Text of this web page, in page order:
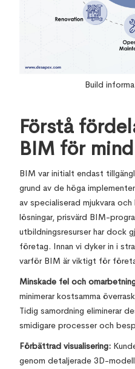
Build
Förstå
BIM för
BIM var initialt endast
grund av de höga
av specialiserad mjukvara
lösningar, prisvärd BIM-
utbildningsresurser har dock
företag. Innan vi dyker in i
varför BIM är viktigt för
Minskade fel och
minimerar kostsamma
Tidig samordning eliminerar
smidigare processer och
Förbättrad visualisering:
genom detaljerade 3D-